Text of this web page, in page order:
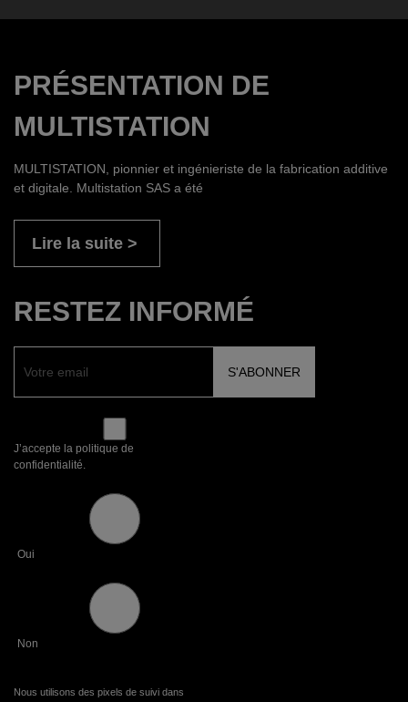
PRÉSENTATION DE
MULTISTATION
MULTISTATION, pionnier et ingénieriste de la fabrication additive
et digitale. Multistation SAS a été
Lire la suite
RESTEZ INFORMÉ
J’accepte la politique de
confidentialité.
Oui
Non
Nous utilisons des pixels de suivi dans